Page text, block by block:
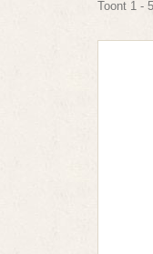
Toont 1 -